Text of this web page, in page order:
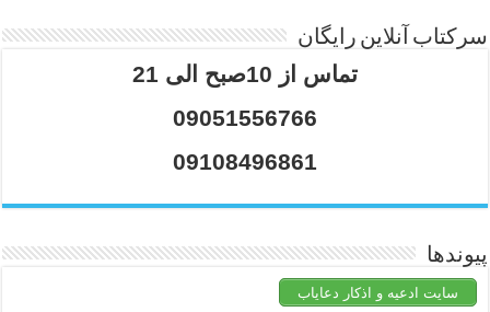
سرکتاب آنلاین رایگان
تماس از 10صبح الی 21
09051556766
09108496861
پیوندها
سایت ادعیه و اذکار دعایاب